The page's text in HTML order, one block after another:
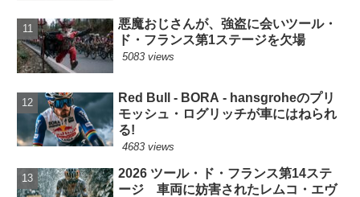
悪魔おじさんが、強盗に会いツール・
ド・フランス第1ステージを欠場
5083 views
Red Bull - BORA - hansgroheのプリ
モッシュ・ログリッチが車にはねられ
る!
4683 views
2026 ツール・ド・フランス第14ステ
ージ 車両に妨害されたレムコ・エヴ